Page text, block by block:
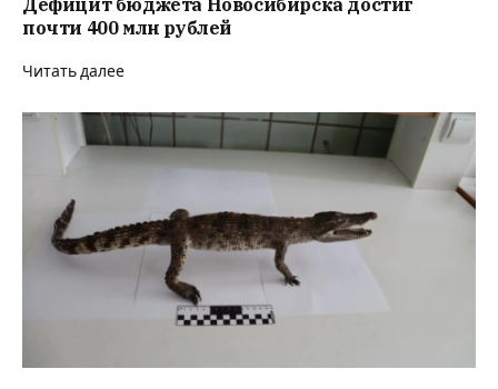
Дефицит бюджета Новосибирска достиг
почти 400 млн рублей
Читать далее